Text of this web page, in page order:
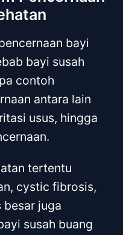
bayi
bayi susah
contoh
antara lain
usus, hingga
tertentu
cystic fibrosis,
besar juga
susah buang